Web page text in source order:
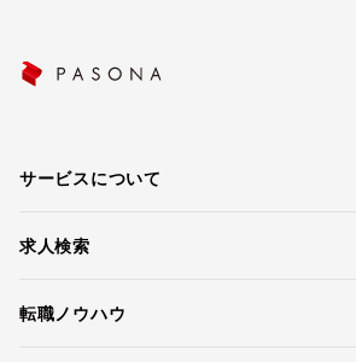
サービスについて
求人検索
転職ノウハウ